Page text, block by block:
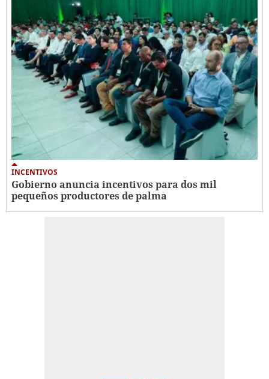
INCENTIVOS
Gobierno anuncia incentivos para dos mil
pequeños productores de palma